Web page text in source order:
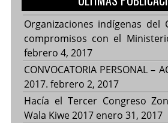
Organizaciones indígenas del
compromisos con el
febrero 4, 2017
CONVOCATORIA PERSONAL –
2017. febrero 2, 2017
Hacía el Tercer Congreso
Wala Kiwe 2017 enero 31, 2017